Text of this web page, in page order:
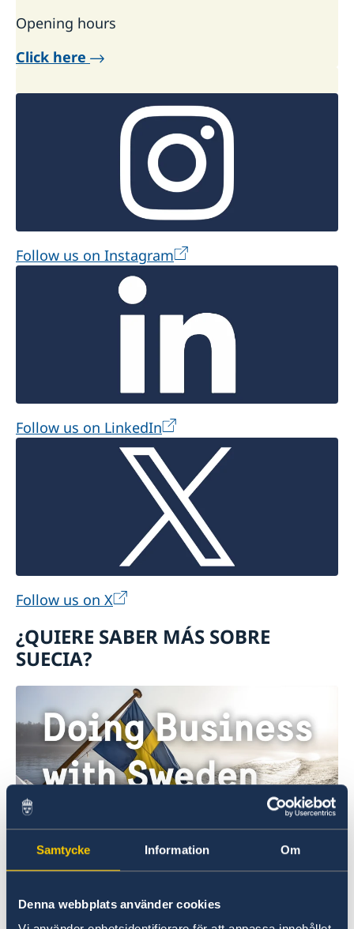
Samtycke Information Om
Denna webbplats använder cookies
Opening hours
Click here
Follow us on Instagram
Follow us on LinkedIn
Follow us on X
¿QUIERE SABER MÁS SOBRE
SUECIA?
Haciendo negocios con Suecia
sobre hacer negocios con Suecia.